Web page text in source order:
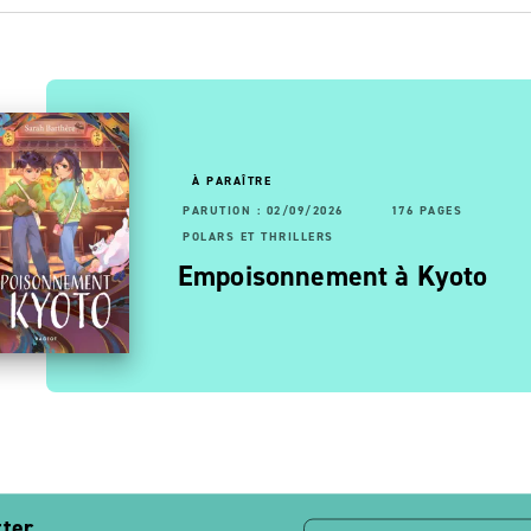
PAGES
non
: 10/01/2024
160 PAGES
ET THRILLERS
brigade des cauchemars
À PARAÎTRE
PARUTION : 02/09/2026
176 PAGES
POLARS ET THRILLERS
Empoisonnement à Kyoto